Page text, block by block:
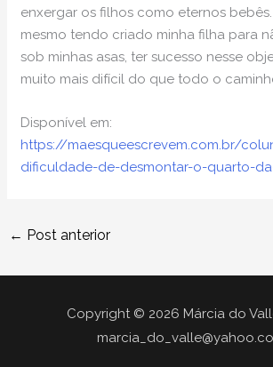
enxergar os filhos como eternos
mesmo tendo criado minha filha para
sob minhas asas, ter sucesso nesse
muito mais difícil do que todo o
Disponível em:
https://maesqueescrevem.com.br/
dificuldade-de-desmontar-o-quarto-
← Post anterior
Copyright © 2026 Márcia do